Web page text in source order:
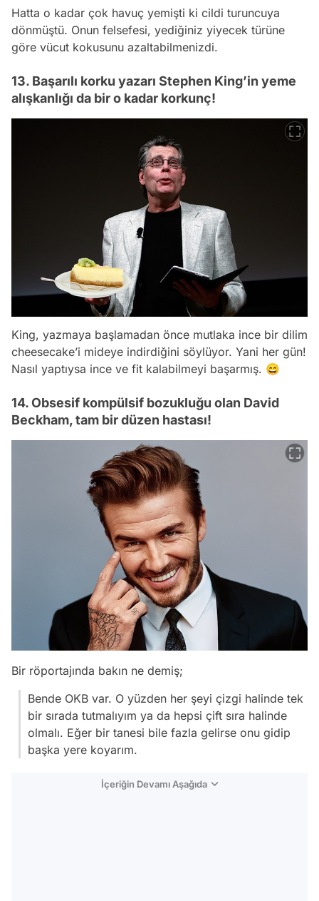
Hatta o kadar çok havuç yemişti ki cildi turuncuya
dönmüştü. Onun felsefesi, yediğiniz yiyecek türüne
göre vücut kokusunu azaltabilmenizdi.
13. Başarılı korku yazarı Stephen King’in yeme
alışkanlığı da bir o kadar korkunç!
King, yazmaya başlamadan önce mutlaka ince bir dilim
cheesecake’i mideye indirdiğini söylüyor. Yani her gün!
Nasıl yaptıysa ince ve fit kalabilmeyi başarmış. 😄
14. Obsesif kompülsif bozukluğu olan David
Beckham, tam bir düzen hastası!
Bir röportajında bakın ne demiş;
Bende OKB var. O yüzden her şeyi çizgi halinde tek
bir sırada tutmalıyım ya da hepsi çift sıra halinde
olmalı. Eğer bir tanesi bile fazla gelirse onu gidip
başka yere koyarım.
İçeriğin Devamı Aşağıda